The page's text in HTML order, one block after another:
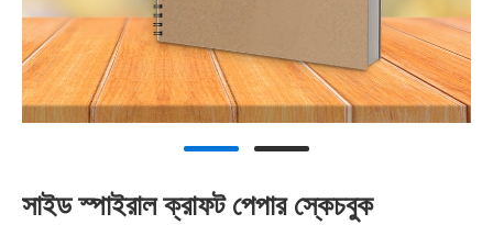
সাইড স্পাইরাল ক্রাফট পেপার স্কেচবুক